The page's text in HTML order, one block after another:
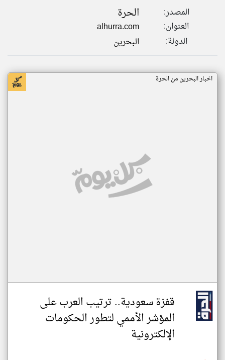
المصدر: الحرة
العنوان:
alhurra.com
الدولة:
البحرين
اخبار البحرين من الحرة
قفزة سعودية.. ترتيب العرب على
المؤشر الأممي لتطور الحكومات
الإلكترونية